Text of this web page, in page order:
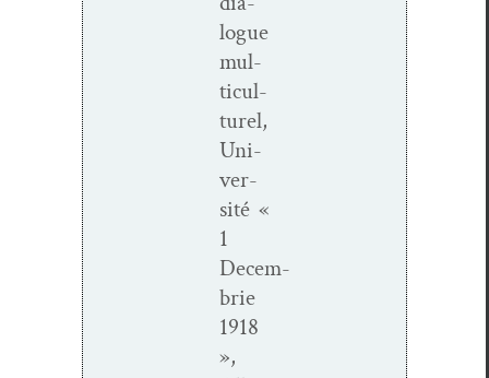
logue
mul­
ti­cul­
turel,
Uni­
ver­
sité «
1
Decem­
brie
1918
»,